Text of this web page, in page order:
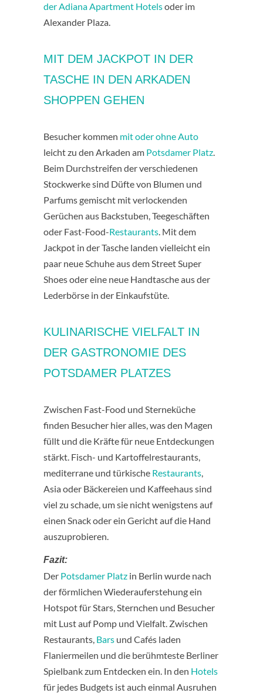
der Adiana Apartment Hotelsoder im
Alexander Plaza.
MIT DEM JACKPOT IN DER
TASCHE IN DEN ARKADEN
SHOPPEN GEHEN
Besucher kommen mit oder ohne Auto
leicht zu den Arkaden am Potsdamer Platz.
Beim Durchstreifen der verschiedenen
Stockwerke sind Düfte von Blumen und
Parfums gemischt mit verlockenden
Gerüchen aus Backstuben, Teegeschäften
oder Fast-Food-Restaurants. Mit dem
Jackpot in der Tasche landen vielleicht ein
paar neue Schuhe aus dem Street Super
Shoes oder eine neue Handtasche aus der
Lederbörse in der Einkaufstüte.
KULINARISCHE VIELFALT IN
DER GASTRONOMIE DES
POTSDAMER PLATZES
Zwischen Fast-Food und Sterneküche
finden Besucher hier alles, was den Magen
füllt und die Kräfte für neue Entdeckungen
stärkt. Fisch- und Kartoffelrestaurants,
mediterrane und türkische Restaurants,
Asia oder Bäckereien und Kaffeehaus sind
viel zu schade, um sie nicht wenigstens auf
einen Snack oder ein Gericht auf die Hand
auszuprobieren.
Fazit:
Der Potsdamer Platz in Berlin wurde nach
der förmlichen Wiederauferstehung ein
Hotspot für Stars, Sternchen und Besucher
mit Lust auf Pomp und Vielfalt. Zwischen
Restaurants, Bars und Cafés laden
Flaniermeilen und die berühmteste Berliner
Spielbank zum Entdecken ein. In den Hotels
für jedes Budgets ist auch einmal Ausruhen